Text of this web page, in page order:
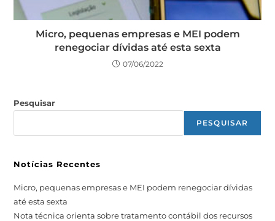
Micro, pequenas empresas e MEI podem
renegociar dívidas até esta sexta
07/06/2022
Pesquisar
PESQUISAR
Notícias Recentes
Micro, pequenas empresas e MEI podem renegociar dívidas
até esta sexta
Nota técnica orienta sobre tratamento contábil dos recursos